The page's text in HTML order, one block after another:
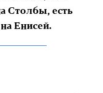
Столбы, есть
Енисей.